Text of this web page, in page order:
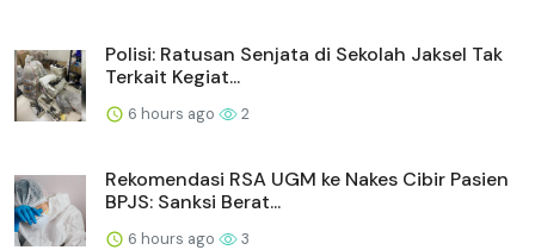
Polisi: Ratusan Senjata di Sekolah Jaksel Tak
Terkait Kegiat...
6 hours ago 2
Rekomendasi RSA UGM ke Nakes Cibir Pasien
BPJS: Sanksi Berat...
6 hours ago 3